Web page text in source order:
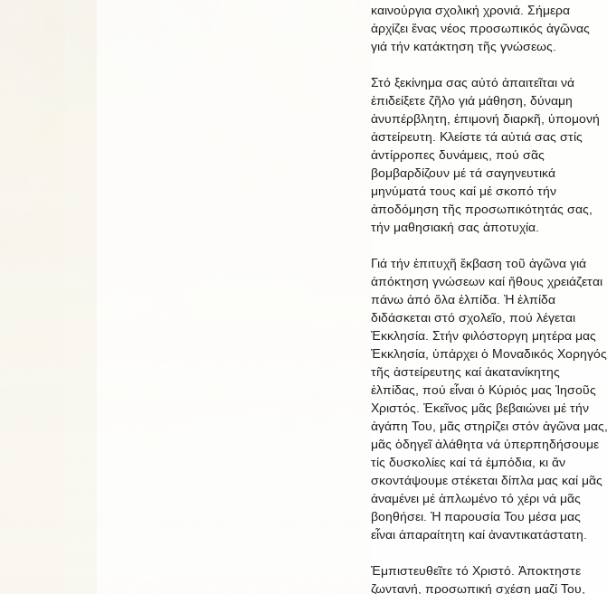
καινούργια σχολική χρονιά. Σήμερα
ἀρχίζει ἕνας νέος προσωπικός ἀγῶνας
γιά τήν κατάκτηση τῆς γνώσεως.
Στό ξεκίνημα σας αὐτό ἀπαιτεῖται νά
ἐπιδείξετε ζῆλο γιά μάθηση, δύναμη
ἀνυπέρβλητη, ἐπιμονή διαρκῆ, ὑπομονή
ἀστείρευτη. Κλείστε τά αὐτιά σας στίς
ἀντίρροπες δυνάμεις, πού σᾶς
βομβαρδίζουν μέ τά σαγηνευτικά
μηνύματά τους καί μέ σκοπό τήν
ἀποδόμηση τῆς προσωπικότητάς σας,
τήν μαθησιακή σας ἀποτυχία.
Γιά τήν ἐπιτυχῆ ἔκβαση τοῦ ἀγῶνα γιά
ἀπόκτηση γνώσεων καί ἤθους χρειάζεται
πάνω ἀπό ὅλα ἐλπίδα. Ἡ ἐλπίδα
διδάσκεται στό σχολεῖο, πού λέγεται
Ἐκκλησία. Στήν φιλόστοργη μητέρα μας
Ἐκκλησία, ὑπάρχει ὁ Μοναδικός Χορηγός
τῆς ἀστείρευτης καί ἀκατανίκητης
ἐλπίδας, πού εἶναι ὁ Κύριός μας Ἰησοῦς
Χριστός. Ἐκεῖνος μᾶς βεβαιώνει μέ τήν
ἀγάπη Του, μᾶς στηρίζει στόν ἀγῶνα μας,
μᾶς ὁδηγεῖ ἀλάθητα νά ὑπερπηδήσουμε
τίς δυσκολίες καί τά ἐμπόδια, κι ἄν
σκοντάψουμε στέκεται δίπλα μας καί μᾶς
ἀναμένει μέ ἁπλωμένο τό χέρι νά μᾶς
βοηθήσει. Ἡ παρουσία Του μέσα μας
εἶναι ἀπαραίτητη καί ἀναντικατάστατη.
Ἐμπιστευθεῖτε τό Χριστό. Ἀποκτηστε
ζωντανή, προσωπική σχέση μαζί Του,